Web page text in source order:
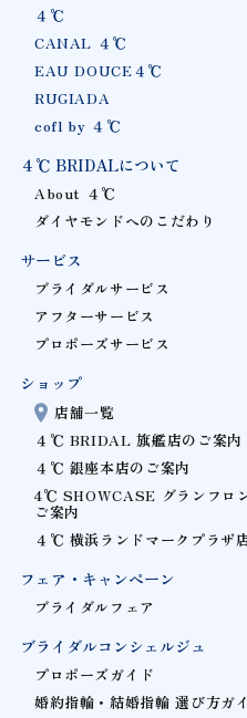
４℃
CANAL ４℃
EAU DOUCE４℃
RUGIADA
cofl by ４℃
４℃ BRIDALについて
About ４℃
ダイヤモンドへのこだわり
サービス
ブライダルサービス
アフターサービス
プロポーズサービス
ショップ
店舗一覧
４℃ BRIDAL 旗艦店のご案内
４℃ 銀座本店のご案内
4℃ SHOWCASE グランフロ
ご案内
４℃ 横浜ランドマークプラザ
フェア・キャンペーン
ブライダルフェア
ブライダルコンシェルジュ
プロポーズガイド
婚約指輪・結婚指輪 選び方ガ